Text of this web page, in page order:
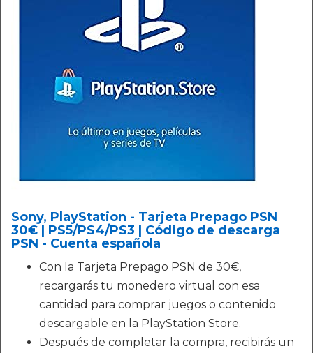
Sony, PlayStation - Tarjeta Prepago PSN
30€ | PS5/PS4/PS3 | Código de descarga
PSN - Cuenta española
Con la Tarjeta Prepago PSN de 30€,
recargarás tu monedero virtual con esa
cantidad para comprar juegos o contenido
descargable en la PlayStation Store.
Después de completar la compra, recibirás un